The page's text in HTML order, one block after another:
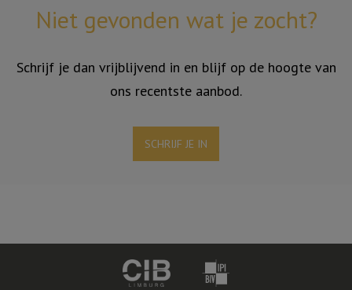
Niet gevonden wat je zocht?
Schrijf je dan vrijblijvend in en blijf op de hoogte van
ons recentste aanbod.
SCHRIJF JE IN